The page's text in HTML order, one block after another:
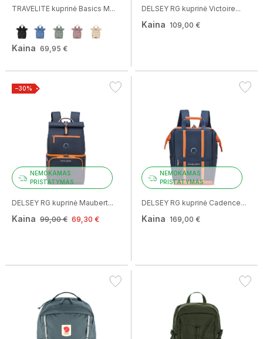
TRAVELITE kuprinė Basics M...
Kaina 69,95 €
DELSEY RG kuprinė Victoire...
Kaina 109,00 €
−30%
NEMOKAMAS
PRISTATYMAS
DELSEY RG kuprinė Maubert...
Kaina 99,00 € 69,30 €
NEMOKAMAS
PRISTATYMAS
DELSEY RG kuprinė Cadence...
Kaina 169,00 €
Idėjos jūsų vasaros stiliui!